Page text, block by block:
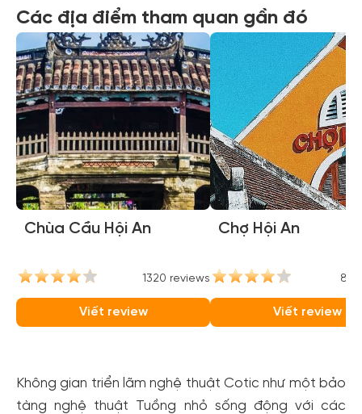
Các địa điểm tham quan gần đó
Chùa Cầu Hội An
1320 reviews
Viết review
Chợ Hội An
Viết review
Không gian triển lãm nghệ thuật Cotic như một bảo
tàng nghệ thuật Tuồng nhỏ sống động với các